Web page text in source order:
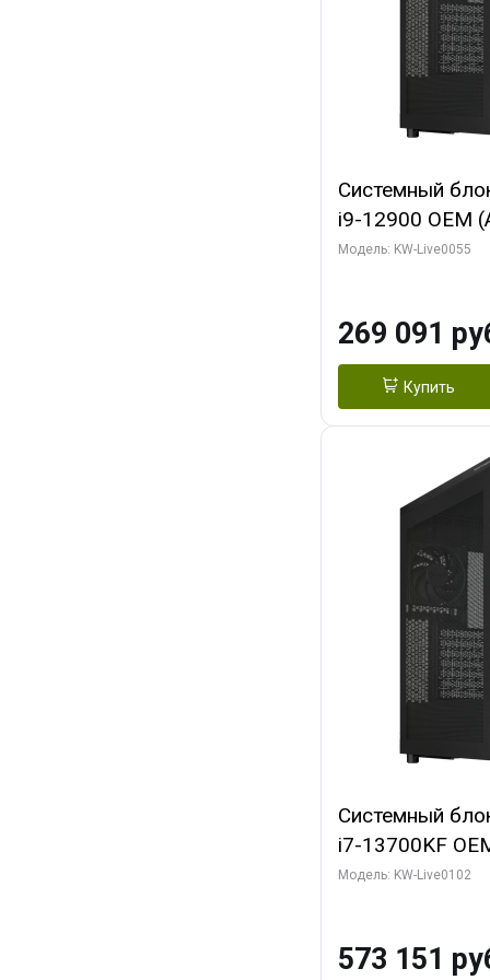
Системный
i9-12900 OEM
C16 8EC/8PC/
HDMI/ 1 ТБ
Модель: KW-Live0055
269 091
Купить
Системный
i7-13700KF
7, C16 8EC/
Turbo/ 960 ГБ
Модель: KW-Live0102
573 151